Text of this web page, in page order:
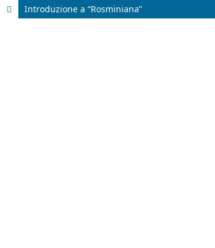
Introduzione a “Rosminiana”